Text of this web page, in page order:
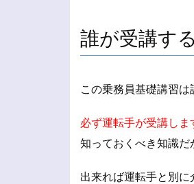
誰が受講す
この乗務員基礎講習は
必ず運転手が受講しま
知っておくべき知識だ
出来れば運転手と別